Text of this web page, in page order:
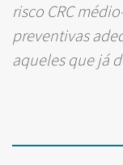
risco CRC
preventivas
aqueles que já